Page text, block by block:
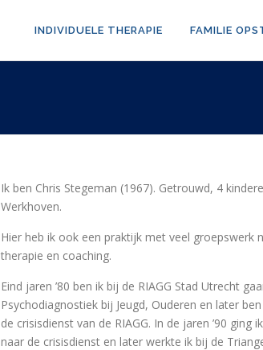
INDIVIDUELE THERAPIE FAMILIE
Ik ben Chris Stegeman (1967). Getrouwd, 4
Werkhoven.
Hier heb ik ook een praktijk met veel groepswerk
therapie en coaching.
Eind jaren ’80 ben ik bij de RIAGG Stad Utrecht
Psychodiagnostiek bij Jeugd, Ouderen en later
de crisisdienst van de RIAGG. In de jaren ’90 ging
naar de crisisdienst en later werkte ik bij de